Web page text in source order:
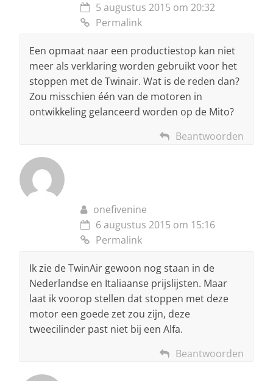
5 augustus 2015 om 20:32
Permalink
Een opmaat naar een productiestop kan niet
meer als verklaring worden gebruikt voor het
stoppen met de Twinair. Wat is de reden dan?
Zou misschien één van de motoren in
ontwikkeling gelanceerd worden op de Mito?
Beantwoorden
onefivenine
6 augustus 2015 om 15:16
Permalink
Ik zie de TwinAir gewoon nog staan in de
Nederlandse en Italiaanse prijslijsten. Maar
laat ik voorop stellen dat stoppen met deze
motor een goede zet zou zijn, deze
tweecilinder past niet bij een Alfa.
Beantwoorden